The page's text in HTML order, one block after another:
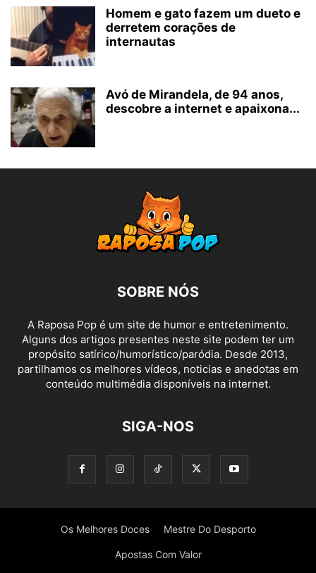
Homem e gato fazem um dueto e
derretem corações de
internautas
Avó de Mirandela, de 94 anos,
descobre a internet e apaixona...
SOBRE NÓS
A Raposa Pop é um site de humor e entretenimento.
Alguns dos artigos presentes neste site podem ter um
propósito satírico/humorístico/paródia. Desde 2013,
partilhamos os melhores vídeos, noticias e anedotas em
conteúdo multimédia disponíveis na internet.
SIGA-NOS
Os Melhores Doces Mestre Do Desporto
Apostas Com Valor